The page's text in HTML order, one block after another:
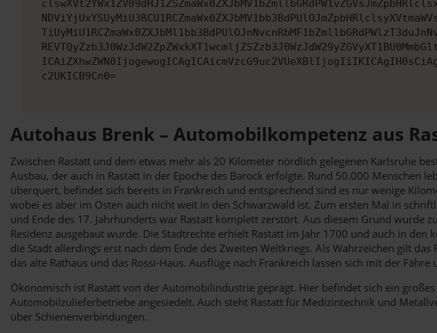
c2UKICB9Cn0=
Autohaus Brenk – Automobilkompetenz aus
Zwischen Rastatt und dem etwas mehr als 20 Kilometer nördlich gelegenen Karlsruhe
Ausbau, der auch in Rastatt in der Epoche des Barock erfolgte. Rund 50.000 Menschen
überquert, befindet sich bereits in Frankreich und entsprechend sind es nur wenige
wobei es aber im Osten auch nicht weit in den Schwarzwald ist. Zum ersten Mal in
und Ende des 17. Jahrhunderts war Rastatt komplett zerstört. Aus diesem Grund wurde
Residenz ausgebaut wurde. Die Stadtrechte erhielt Rastatt im Jahr 1700 und auch in
die Stadt allerdings erst nach dem Ende des Zweiten Weltkriegs. Als Wahrzeichen gilt
das alte Rathaus und das Rossi-Haus. Ausflüge nach Frankreich lassen sich mit der Fähre
Ökonomisch ist Rastatt von der Automobilindustrie geprägt. Hier befindet sich ein
Automobilzulieferbetriebe angesiedelt. Auch steht Rastatt für Medizintechnik und
über Schienenverbindungen.